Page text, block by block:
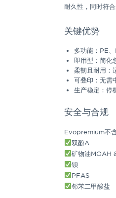
耐久性， 同时符
关键优势
多功能 ：PE
即用型 ：简化
柔韧且耐用 ：
可叠印 ：无需
生产稳定 ：停
安全与合规
Evopremium不含
双酚A
矿物油MOAH
钡
PFAS
邻苯二甲酸盐